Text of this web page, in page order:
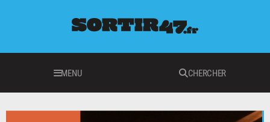
MENU CHERCHER